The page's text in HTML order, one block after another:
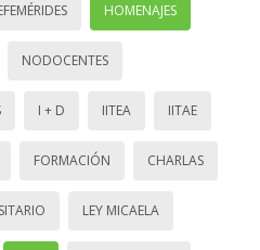
HOMENAJES
NODOCENTES
I + D IITEA IITAE
FORMACIÓN CHARLAS
LEY MICAELA